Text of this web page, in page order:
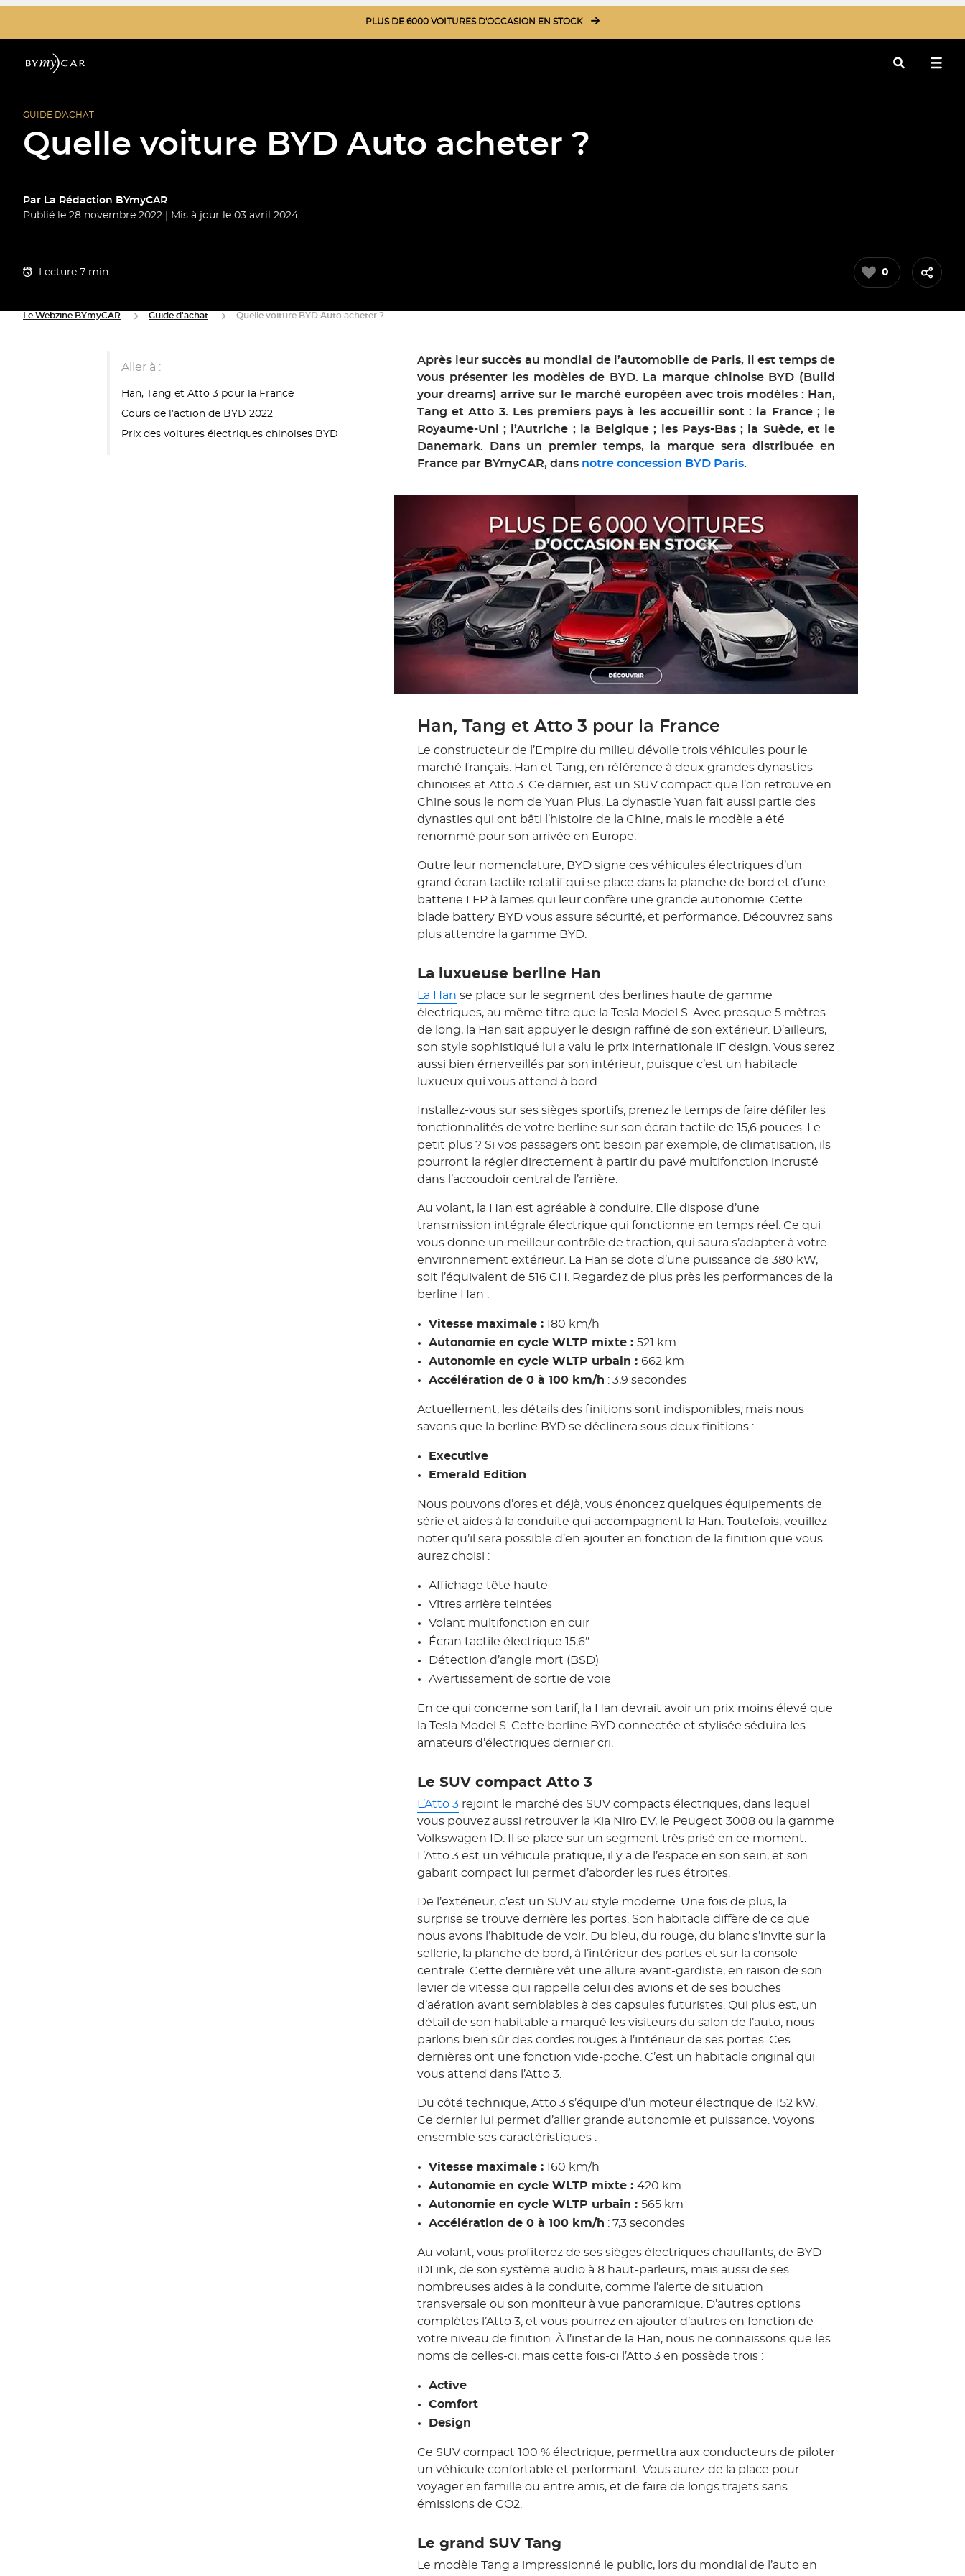
PLUS DE 6000 VOITURES D'OCCASION EN STOCK
GUIDE D'ACHAT
Quelle voiture BYD Auto acheter ?
Par La Rédaction BYmyCAR
Publié le 28 novembre 2022 | Mis à jour le 03 avril 2024
Lecture 7 min 0
Le Webzine BYmyCAR Guide d'achat Quelle voiture BYD Auto acheter ?
Aller à :
Han, Tang et Atto 3 pour la France
Cours de l’action de BYD 2022
Prix des voitures électriques chinoises BYD
Après leur succès au mondial de l’automobile de Paris, il est temps de
vous présenter les modèles de BYD. La marque chinoise BYD (Build
your dreams) arrive sur le marché européen avec trois modèles : Han,
Tang et Atto 3. Les premiers pays à les accueillir sont : la France ; le
Royaume-Uni ; l’Autriche ; la Belgique ; les Pays-Bas ; la Suède, et le
Danemark. Dans un premier temps, la marque sera distribuée en
France par BYmyCAR, dans notre concession BYD Paris.
Han, Tang et Atto 3 pour la France
Le constructeur de l’Empire du milieu dévoile trois véhicules pour le
marché français. Han et Tang, en référence à deux grandes dynasties
chinoises et Atto 3. Ce dernier, est un SUV compact que l’on retrouve en
Chine sous le nom de Yuan Plus. La dynastie Yuan fait aussi partie des
dynasties qui ont bâti l’histoire de la Chine, mais le modèle a été
renommé pour son arrivée en Europe.
Outre leur nomenclature, BYD signe ces véhicules électriques d’un
grand écran tactile rotatif qui se place dans la planche de bord et d’une
batterie LFP à lames qui leur confère une grande autonomie. Cette
blade battery BYD vous assure sécurité, et performance. Découvrez sans
plus attendre la gamme BYD.
La luxueuse berline Han
La Han se place sur le segment des berlines haute de gamme
électriques, au même titre que la Tesla Model S. Avec presque 5 mètres
de long, la Han sait appuyer le design raffiné de son extérieur. D’ailleurs,
son style sophistiqué lui a valu le prix internationale iF design. Vous serez
aussi bien émerveillés par son intérieur, puisque c’est un habitacle
luxueux qui vous attend à bord.
Installez-vous sur ses sièges sportifs, prenez le temps de faire défiler les
fonctionnalités de votre berline sur son écran tactile de 15,6 pouces. Le
petit plus ? Si vos passagers ont besoin par exemple, de climatisation, ils
pourront la régler directement à partir du pavé multifonction incrusté
dans l’accoudoir central de l’arrière.
Au volant, la Han est agréable à conduire. Elle dispose d’une
transmission intégrale électrique qui fonctionne en temps réel. Ce qui
vous donne un meilleur contrôle de traction, qui saura s’adapter à votre
environnement extérieur. La Han se dote d’une puissance de 380 kW,
soit l’équivalent de 516 CH. Regardez de plus près les performances de la
berline Han :
Vitesse maximale : 180 km/h
Autonomie en cycle WLTP mixte : 521 km
Autonomie en cycle WLTP urbain : 662 km
Accélération de 0 à 100 km/h : 3,9 secondes
Actuellement, les détails des finitions sont indisponibles, mais nous
savons que la berline BYD se déclinera sous deux finitions :
Executive
Emerald Edition
Nous pouvons d’ores et déjà, vous énoncez quelques équipements de
série et aides à la conduite qui accompagnent la Han. Toutefois, veuillez
noter qu’il sera possible d’en ajouter en fonction de la finition que vous
aurez choisi :
Affichage tête haute
Vitres arrière teintées
Volant multifonction en cuir
Écran tactile électrique 15,6″
Détection d’angle mort (BSD)
Avertissement de sortie de voie
En ce qui concerne son tarif, la Han devrait avoir un prix moins élevé que
la Tesla Model S. Cette berline BYD connectée et stylisée séduira les
amateurs d’électriques dernier cri.
Le SUV compact Atto 3
L’Atto 3 rejoint le marché des SUV compacts électriques, dans lequel
vous pouvez aussi retrouver la Kia Niro EV, le Peugeot 3008 ou la gamme
Volkswagen ID. Il se place sur un segment très prisé en ce moment.
L’Atto 3 est un véhicule pratique, il y a de l’espace en son sein, et son
gabarit compact lui permet d’aborder les rues étroites.
De l’extérieur, c’est un SUV au style moderne. Une fois de plus, la
surprise se trouve derrière les portes. Son habitacle diffère de ce que
nous avons l’habitude de voir. Du bleu, du rouge, du blanc s’invite sur la
sellerie, la planche de bord, à l’intérieur des portes et sur la console
centrale. Cette dernière vêt une allure avant-gardiste, en raison de son
levier de vitesse qui rappelle celui des avions et de ses bouches
d’aération avant semblables à des capsules futuristes. Qui plus est, un
détail de son habitable a marqué les visiteurs du salon de l’auto, nous
parlons bien sûr des cordes rouges à l’intérieur de ses portes. Ces
dernières ont une fonction vide-poche. C’est un habitacle original qui
vous attend dans l’Atto 3.
Du côté technique, Atto 3 s’équipe d’un moteur électrique de 152 kW.
Ce dernier lui permet d’allier grande autonomie et puissance. Voyons
ensemble ses caractéristiques :
Vitesse maximale : 160 km/h
Autonomie en cycle WLTP mixte : 420 km
Autonomie en cycle WLTP urbain : 565 km
Accélération de 0 à 100 km/h : 7,3 secondes
Au volant, vous profiterez de ses sièges électriques chauffants, de BYD
iDLink, de son système audio à 8 haut-parleurs, mais aussi de ses
nombreuses aides à la conduite, comme l’alerte de situation
transversale ou son moniteur à vue panoramique. D’autres options
complètes l’Atto 3, et vous pourrez en ajouter d’autres en fonction de
votre niveau de finition. À l’instar de la Han, nous ne connaissons que les
noms de celles-ci, mais cette fois-ci l’Atto 3 en possède trois :
Active
Comfort
Design
Ce SUV compact 100 % électrique, permettra aux conducteurs de piloter
un véhicule confortable et performant. Vous aurez de la place pour
voyager en famille ou entre amis, et de faire de longs trajets sans
émissions de CO2.
Le grand SUV Tang
Le modèle Tang a impressionné le public, lors du mondial de l’auto en